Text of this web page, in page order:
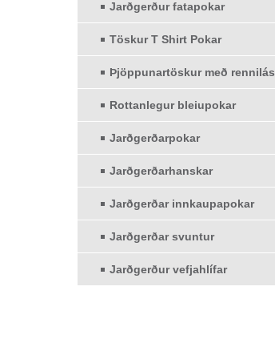
Jarðgerður fatapokar
Töskur T Shirt Pokar
Þjöppunartöskur með rennilás
Rottanlegur bleiupokar
Jarðgerðarpokar
Jarðgerðarhanskar
Jarðgerðar innkaupapokar
Jarðgerðar svuntur
Jarðgerður vefjahlífar